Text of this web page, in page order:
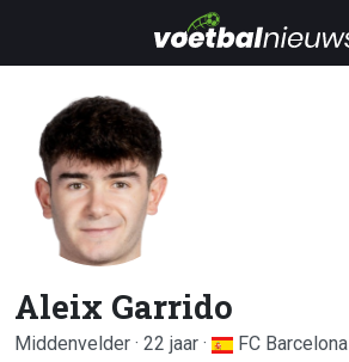
Aleix Garrido
Middenvelder · 22 jaar · FC Barcelona